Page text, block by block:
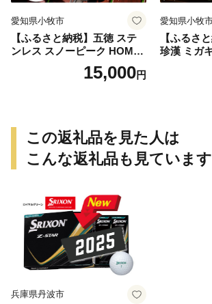
愛知県小牧市
【ふるさと納税】五徳 ステ
ンレス スノーピーク HOME
&CAMP バーナー専用 専用
五徳 軽量 変形しにくい ずれ
キャンプ 送料無料
15,000円
愛知県小牧
【ふるさ
珍漢 ミガ
9 イワタ
や 専用
この返礼品を見た人は
こんな返礼品も見ています
兵庫県丹波市